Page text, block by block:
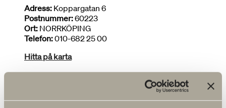
Adress: Koppargatan 6
Postnummer:60223
Ort: NORRKÖPING
Telefon:010-682 25 00
Hitta på karta
Deltar i kampanjer